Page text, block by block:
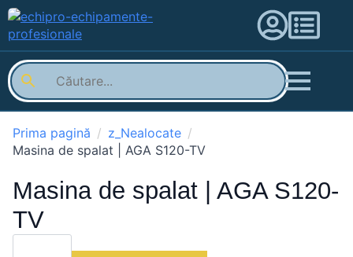
Prima pagină
z_Nealocate
Masina de spalat | AGA S120-TV
Masina de spalat | AGA S120-
TV
Cantitate